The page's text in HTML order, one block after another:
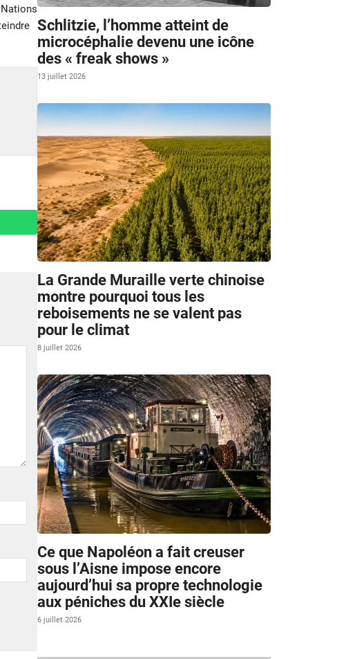
Schlitzie, l’homme atteint de
microcéphalie devenu une icône
des « freak shows »
13 juillet 2026
La Grande Muraille verte chinoise
montre pourquoi tous les
reboisements ne se valent pas
pour le climat
8 juillet 2026
Ce que Napoléon a fait creuser
sous l’Aisne impose encore
aujourd’hui sa propre technologie
aux péniches du XXIe siècle
6 juillet 2026